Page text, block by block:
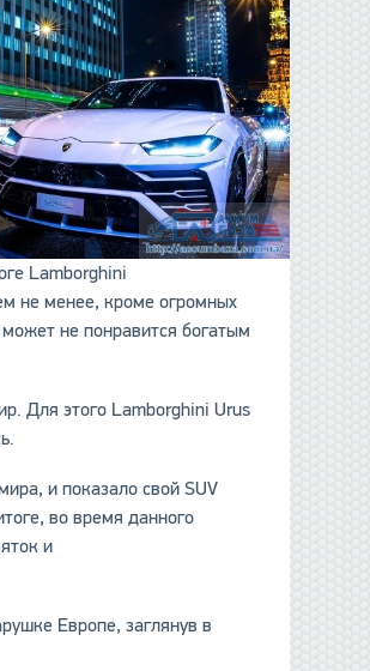
Lamborghini
не менее, кроме огромных
не понравится богатым
Для этого Lamborghini Urus
и показало свой SUV
во время данного
и
Европе, заглянув в